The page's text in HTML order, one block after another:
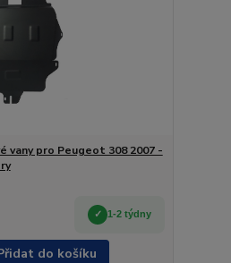
vany pro Peugeot 308 2007 -
1-2 týdny
do košíku